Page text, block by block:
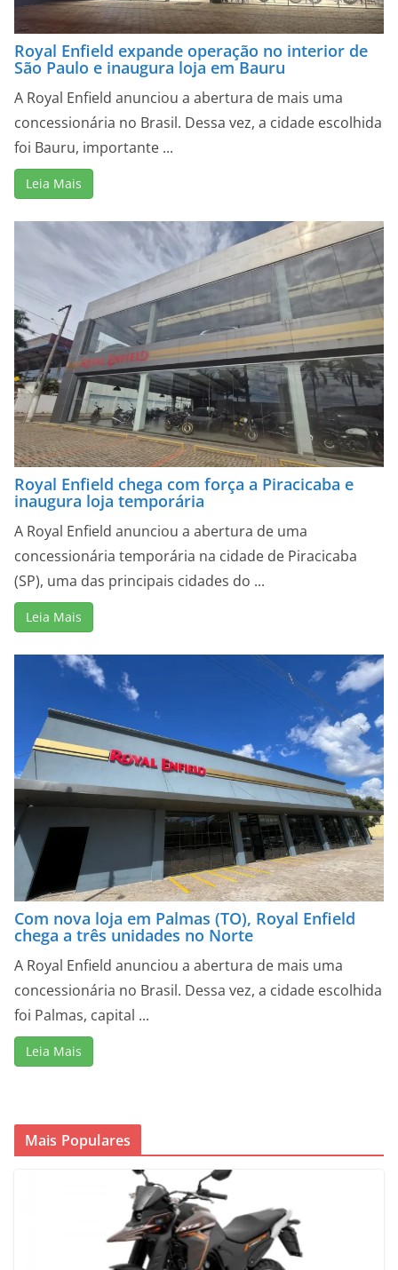
Royal Enfield expande operação no interior de
São Paulo e inaugura loja em Bauru
A Royal Enfield anunciou a abertura de mais uma
concessionária no Brasil. Dessa vez, a cidade escolhida
foi Bauru, importante ...
Leia Mais
Royal Enfield chega com força a Piracicaba e
inaugura loja temporária
A Royal Enfield anunciou a abertura de uma
concessionária temporária na cidade de Piracicaba
(SP), uma das principais cidades do ...
Leia Mais
Com nova loja em Palmas (TO), Royal Enfield
chega a três unidades no Norte
A Royal Enfield anunciou a abertura de mais uma
concessionária no Brasil. Dessa vez, a cidade escolhida
foi Palmas, capital ...
Leia Mais
Mais Populares